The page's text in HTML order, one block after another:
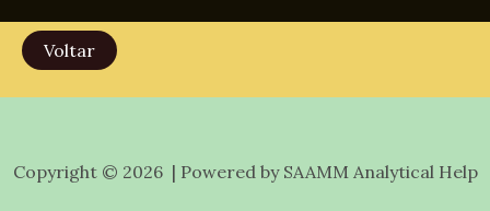
Voltar
Copyright © 2026 | Powered by SAAMM Analytical Help